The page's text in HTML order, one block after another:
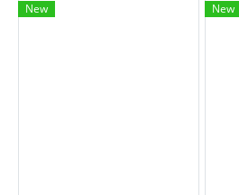
New New